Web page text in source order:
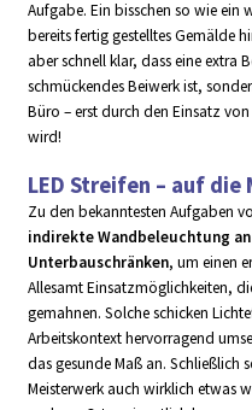
Aufgabe. Ein bisschen so wie ein
bereits fertig gestelltes Gemälde
aber schnell klar, dass eine extra
schmückendes Beiwerk ist,
Büro – erst durch den Einsatz
wird!
LED Streifen – auf die
Zu den bekanntesten Aufgaben
indirekte Wandbeleuchtung
Unterbauschränken, um einen
Allesamt Einsatzmöglichkeiten,
gemahnen. Solche schicken
Arbeitskontext hervorragend
das gesunde Maß an. Schließlich
Meisterwerk auch wirklich etwas